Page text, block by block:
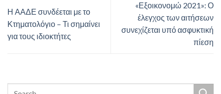
Η ΑΑΔΕ συνδέεται με το
Κτηματολόγιο – Τι σημαίνει
για τους ιδιοκτήτες
«Εξοικονομώ 2021»: Ο
έλεγχος των αιτήσεων
συνεχίζεται υπό ασφυκτική
πίεση